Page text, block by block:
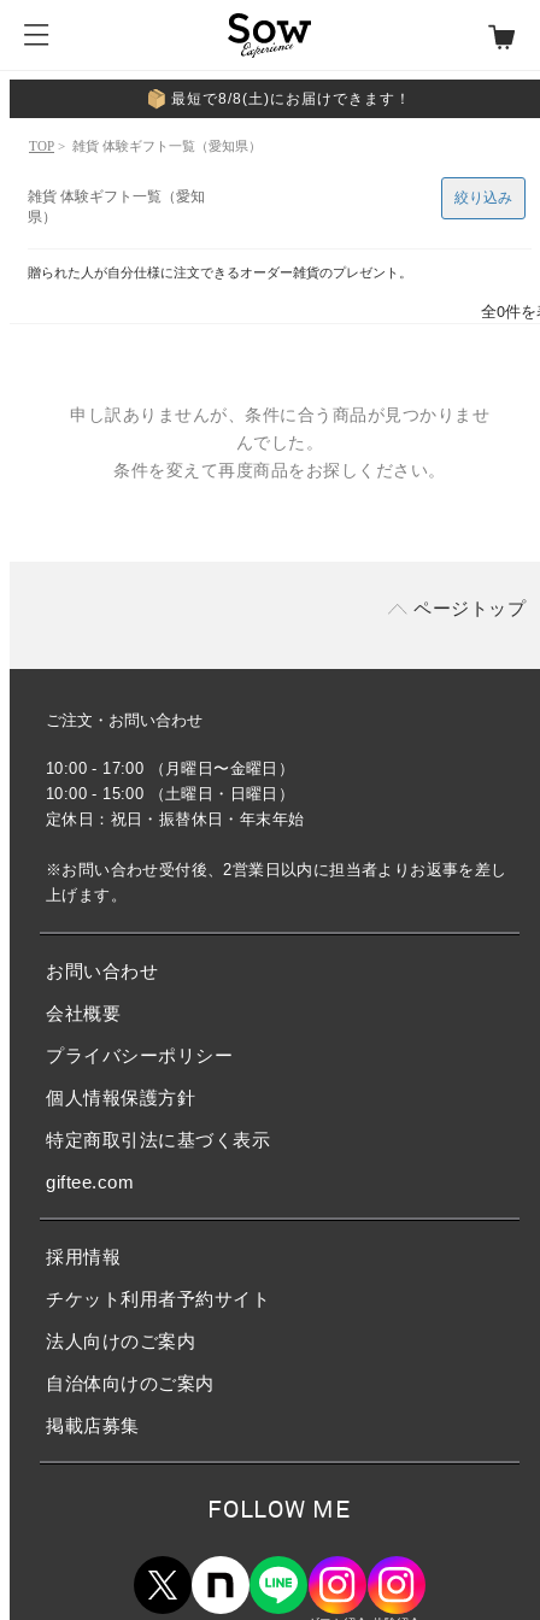
最短で8/8(土)にお届けできます！
TOP > 雑貨 体験ギフト一覧（愛知県）
雑貨 体験ギフト一覧（愛知
県）
贈られた人が自分仕様に注文できるオーダー雑貨のプレゼント。
絞り込み
全0件
申し訳ありませんが、条件に合う商品が見つかりませ
んでした。
条件を変えて再度商品をお探しください。
ページトップ
ご注文・お問い合わせ
10:00 - 17:00 （月曜日〜金曜日）
10:00 - 15:00 （土曜日・日曜日）
定休日：祝日・振替休日・年末年始
※お問い合わせ受付後、2営業日以内に担当者よりお返事を差し
上げます。
お問い合わせ
会社概要
プライバシーポリシー
個人情報保護方針
特定商取引法に基づく表示
giftee.com
採用情報
チケット利用者予約サイト
法人向けのご案内
自治体向けのご案内
掲載店募集
FOLLOW ME